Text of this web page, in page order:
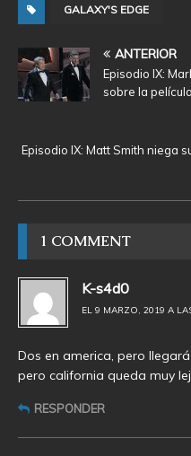
GALAXY'S EDGE
ANTERIOR
Episodio IX:
sobre la película
Episodio IX: Matt Smith niega
1 COMMENT
K-s4d0
EL 9 MARZO, 2019 A
Dos en america, pero
pero california queda muy
RESPONDER